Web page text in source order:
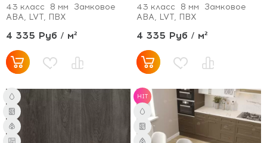
43 класс
8 мм
Замковое
ABA, LVT, ПВХ
4 335 Руб / м²
43 класс
8 мм
Замковое
ABA, LVT, ПВХ
4 335 Руб / м²
HIT